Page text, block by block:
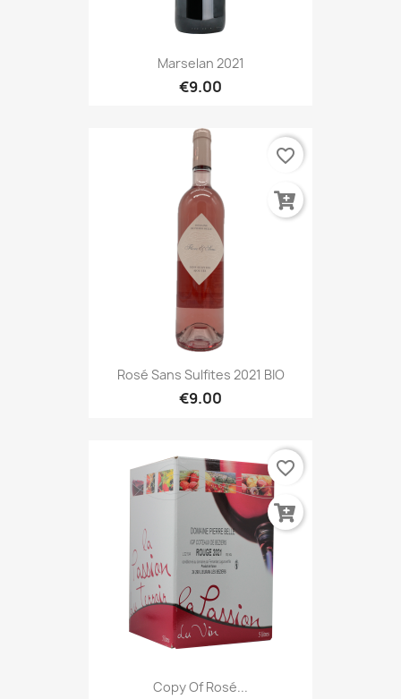
Marselan 2021
€9.00
Rosé Sans Sulfites 2021 BIO
€9.00
favorite_border
Copy Of Rosé...
favorite_border